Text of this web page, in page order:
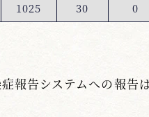
1025 30 0
報告システムへの報告